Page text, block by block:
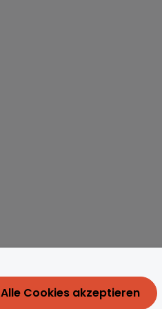
Alle Cookies akzeptieren